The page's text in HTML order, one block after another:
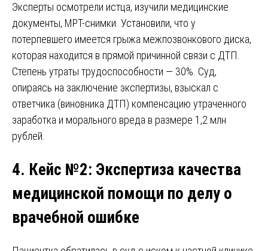
Эксперты осмотрели истца, изучили медицинские
документы, МРТ-снимки. Установили, что у
потерпевшего имеется грыжа межпозвонкового диска,
которая находится в прямой причинной связи с ДТП.
Степень утраты трудоспособности — 30%. Суд,
опираясь на заключение экспертизы, взыскал с
ответчика (виновника ДТП) компенсацию утраченного
заработка и морального вреда в размере 1,2 млн
рублей.
4. Кейс №2: Экспертиза качества
медицинской помощи по делу о
врачебной ошибке